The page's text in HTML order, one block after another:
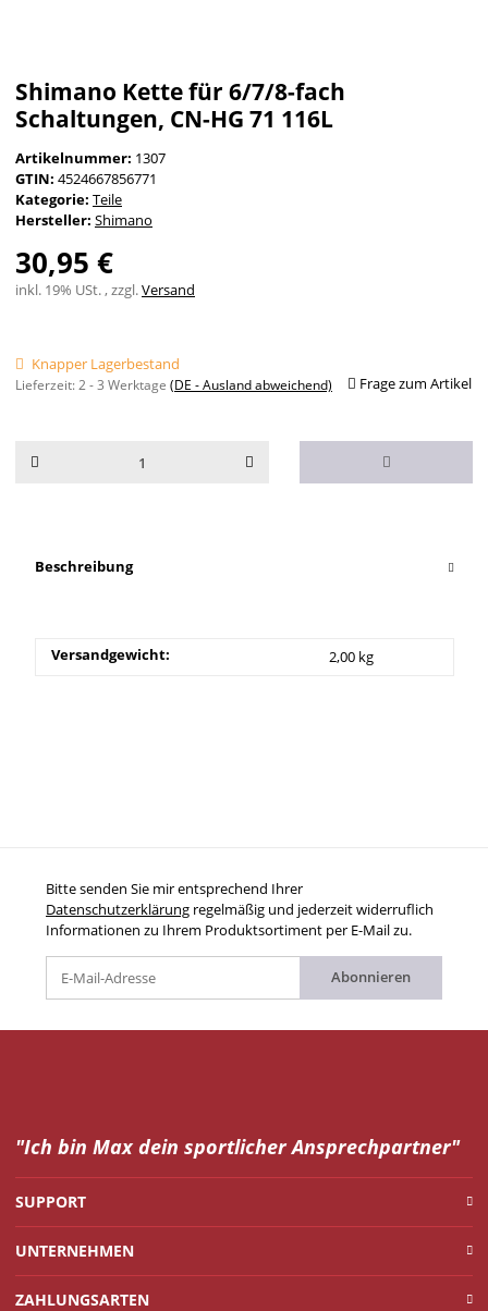
Shimano Kette für 6/7/8-fach
Schaltungen, CN-HG 71 116L
Artikelnummer: 1307
GTIN: 4524667856771
Kategorie: Teile
Hersteller: Shimano
30,95 €
inkl. 19% USt. , zzgl.Versand
Knapper Lagerbestand
Lieferzeit:2 - 3 Werktage (DE - Ausland abweichend) Frage zum Artikel
Beschreibung
Versandgewicht: 2,00 kg
Bitte senden Sie mir entsprechend Ihrer
Datenschutzerklärung regelmäßig und jederzeit widerruflich
Informationen zu Ihrem Produktsortiment per E-Mail zu.
Abonnieren
"Ich bin Max dein sportlicher Ansprechpartner"
SUPPORT
UNTERNEHMEN
ZAHLUNGSARTEN